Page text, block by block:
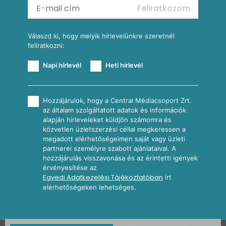
Feliratkozom
Válaszd ki, hogy melyik hírlevelünkre szeretnél
felíratkozni:
Napi hírlevél Heti hírlevél
Hozzájárulok, hogy a Central Médiacsoport Zrt.
az általam szolgáltatott adatok és információk
alapján hírleveleket küldjön számomra és
közvetlen üzletszerzési céllal megkeressen a
megadott elérhetőségeimen saját vagy üzleti
partnerei személyre szabott ajánlataival. A
hozzájárulás visszavonása és az érintetti igények
érvényesítése az
Egyedi Adatkezelési Tájékoztatóban írt
elérhetőségeken lehetséges.